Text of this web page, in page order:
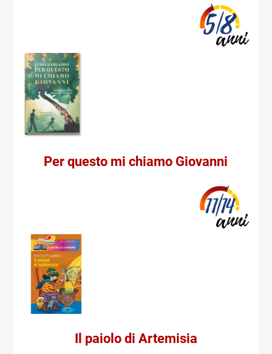
Per questo mi chiamo Giovanni
Il paiolo di Artemisia